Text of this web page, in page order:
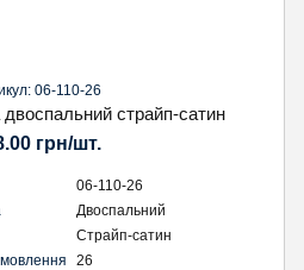
06-110-26
двоспальний страйп-сатин
грн/шт.
06-110-26
Двоспальний
Страйп-сатин
26